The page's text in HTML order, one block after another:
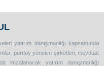
yatırım danışmanlığı kapsamında
portföy yönetim şirketleri, mevduat
yatırım danışmanlığı